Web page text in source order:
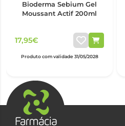
Bioderma Sebium Gel
Moussant Actif 200ml
17,95€
Produto com validade 31/05/2028